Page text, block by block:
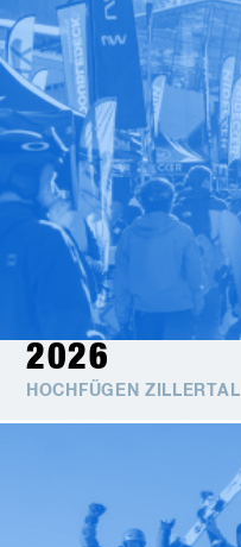
2026
HOCHFÜGEN ZILLERTAL